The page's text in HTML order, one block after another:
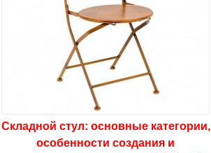
Складной стул: основные категории,
особенности создания и